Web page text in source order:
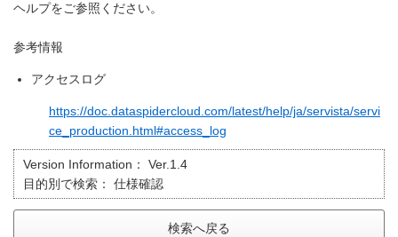
ヘルプをご参照ください。
参考情報
アクセスログ
https://doc.dataspidercloud.com/latest/help/ja/servista/servi
ce_production.html#access_log
Version Information：
Ver.1.4
目的別で検索：
仕様確認
検索へ戻る